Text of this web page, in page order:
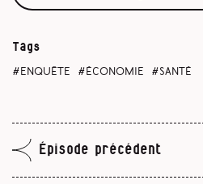
Tags
enquête économie santé
Épisode précédent